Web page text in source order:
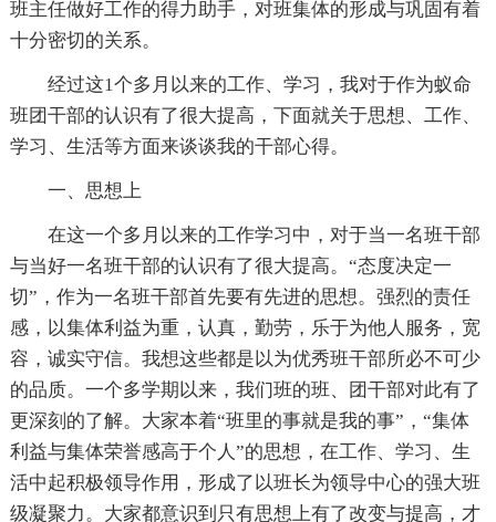
班主任做好工作的得力助手，对班集体的形成与巩固有着
十分密切的关系。
经过这1个多月以来的工作、学习，我对于作为蚁命
班团干部的认识有了很大提高，下面就关于思想、工作、
学习、生活等方面来谈谈我的干部心得。
一、思想上
在这一个多月以来的工作学习中，对于当一名班干部
与当好一名班干部的认识有了很大提高。“态度决定一
切”，作为一名班干部首先要有先进的思想。强烈的责任
感，以集体利益为重，认真，勤劳，乐于为他人服务，宽
容，诚实守信。我想这些都是以为优秀班干部所必不可少
的品质。一个多学期以来，我们班的班、团干部对此有了
更深刻的了解。大家本着“班里的事就是我的事”，“集体
利益与集体荣誉感高于个人”的思想，在工作、学习、生
活中起积极领导作用，形成了以班长为领导中心的强大班
级凝聚力。大家都意识到只有思想上有了改变与提高，才